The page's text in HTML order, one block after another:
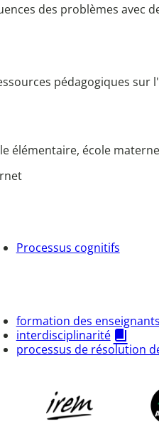
des problèmes avec
pédagogiques sur
élémentaire, école
Processus cognitifs
formation des enseignants
interdisciplinarité
processus de résolution